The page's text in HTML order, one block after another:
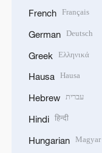
French Français
German Deutsch
Greek Ελληνικά
Hausa Hausa
Hebrew עברית
Hindi हिन्दी
Hungarian Magyar